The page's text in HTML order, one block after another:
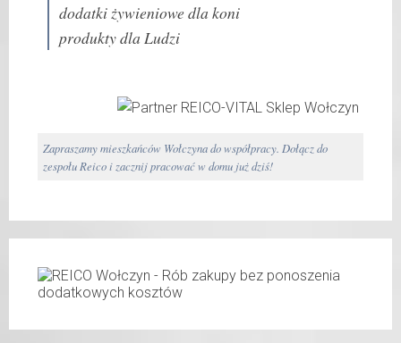
dodatki żywieniowe dla koni
produkty dla Ludzi
Zapraszamy mieszkańców Wołczyna do współpracy. Dołącz do
zespołu Reico i zacznij pracować w domu już dziś!